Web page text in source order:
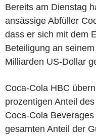
Bereits am Dienstag
ansässige Abfüller
dass er sich mit dem
Beteiligung an
Milliarden US-Dollar
Coca-Cola HBC
prozentigen Anteil
Coca-Cola
gesamten Anteil der